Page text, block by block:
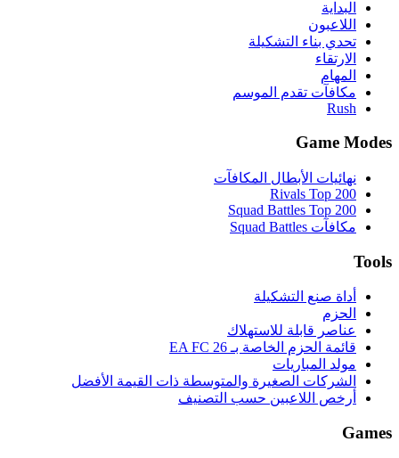
البداية
اللاعبون
تحدي بناء التشكيلة
الارتقاء
المهام
مكافآت تقدم الموسم
Rush
Game Modes
نهائيات الأبطال المكافآت
Rivals Top 200
Squad Battles Top 200
مكافآت Squad Battles
Tools
أداة صنع التشكيلة
الحزم
عناصر قابلة للاستهلاك
قائمة الحزم الخاصة بـ EA FC 26
مولد المباريات
الشركات الصغيرة والمتوسطة ذات القيمة الأفضل
أرخص اللاعبين حسب التصنيف
Games